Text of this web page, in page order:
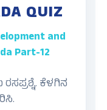
QUIZ
and
Part-12
ರಸಪ್ರಶ್ನೆ. ಕೆಳಗಿನ